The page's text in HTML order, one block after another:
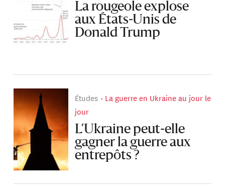
La rougeole explose
aux États-Unis de
Donald Trump
Études
La guerre en Ukraine au jour le
jour
L’Ukraine peut-elle
gagner la guerre aux
entrepôts ?